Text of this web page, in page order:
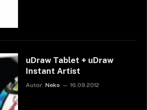
uDraw Tablet + uDraw
Instant Artist
Autor: Neko 16.09.2012